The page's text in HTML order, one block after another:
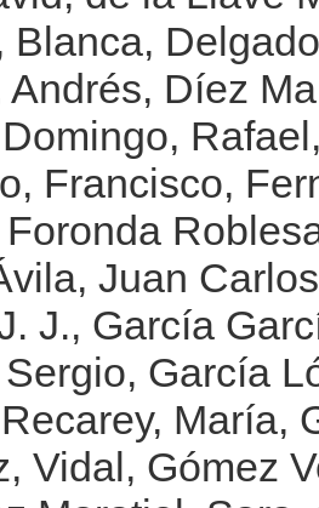
Blanca,
Andrés, Díez
Domingo, Rafael
Francisco,
Foronda
Juan Carlos
J., García
, García
María,
Vidal, Gómez